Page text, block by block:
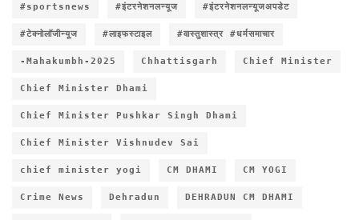
#sportsnews #इंटरनेशनलन्यूज #इंटरनेशनलन्यूजअपडेट
#टेक्नोलॉजीन्यूज #लाइफस्टाइल #वास्तुशास्त्र #धर्मसमाचार
-Mahakumbh-2025 Chhattisgarh Chief Minister
Chief Minister Dhami
Chief Minister Pushkar Singh Dhami
Chief Minister Vishnudev Sai
chief minister yogi CM DHAMI CM YOGI
Crime News Dehradun DEHRADUN CM DHAMI